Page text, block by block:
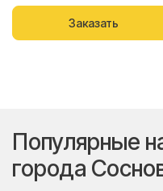
Заказать
Популярные
города